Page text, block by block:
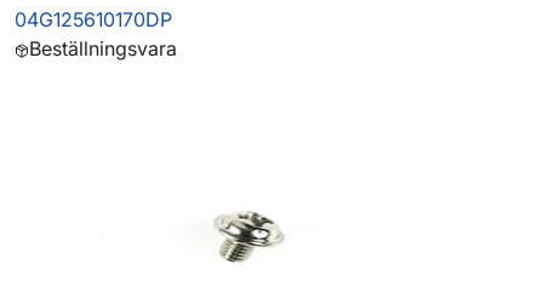
04G125610170DP
Beställningsvara